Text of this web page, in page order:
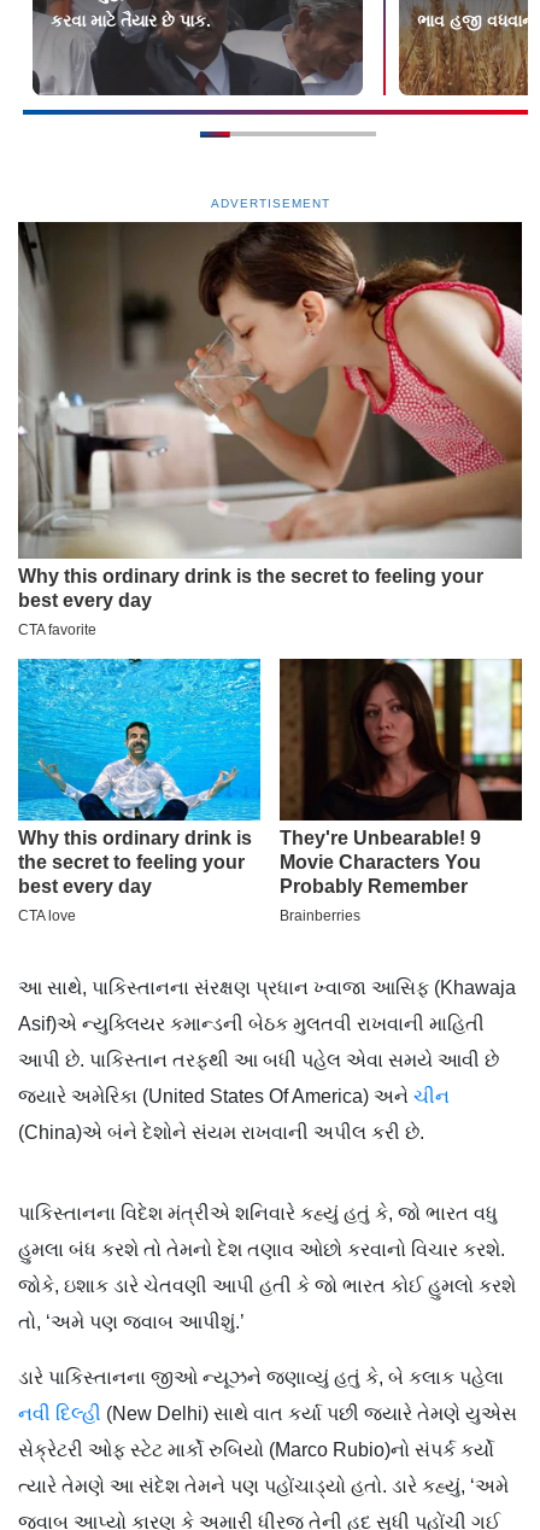
કરવા માટે તૈયાર છે પાક.
ભાવ હજી
ADVERTISEMENT
આ સાથે, પાકિસ્તાનના સંરક્ષણ પ્રધાન ખ્વાજા આસિફ (Khawaja
Asif)એ ન્યુક્લિયર કમાન્ડની બેઠક મુલતવી રાખવાની માહિતી
આપી છે. પાકિસ્તાન તરફથી આ બધી પહેલ એવા સમયે આવી છે
જ્યારે અમેરિકા (United States Of America) અને ચીન
(China)એ બંને દેશોને સંયમ રાખવાની અપીલ કરી છે.
પાકિસ્તાનના વિદેશ મંત્રીએ શનિવારે કહ્યું હતું કે, જો ભારત વધુ
હુમલા બંધ કરશે તો તેમનો દેશ તણાવ ઓછો કરવાનો વિચાર કરશે.
જોકે, ઇશાક ડારે ચેતવણી આપી હતી કે જો ભારત કોઈ હુમલો કરશે
તો, ‘અમે પણ જવાબ આપીશું.’
ડારે પાકિસ્તાનના જીઓ ન્યૂઝને જણાવ્યું હતું કે, બે કલાક પહેલા
નવી દિલ્હી (New Delhi) સાથે વાત કર્યા પછી જ્યારે તેમણે યુએસ
સેક્રેટરી ઓફ સ્ટેટ માર્કો રુબિયો (Marco Rubio)નો સંપર્ક કર્યો
ત્યારે તેમણે આ સંદેશ તેમને પણ પહોંચાડ્યો હતો. ડારે કહ્યું, ‘અમે
જવાબ આપ્યો કારણ કે અમારી ધીરજ તેની હદ સુધી પહોંચી ગઈ